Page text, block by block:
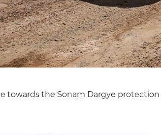
towards the Sonam Dargye